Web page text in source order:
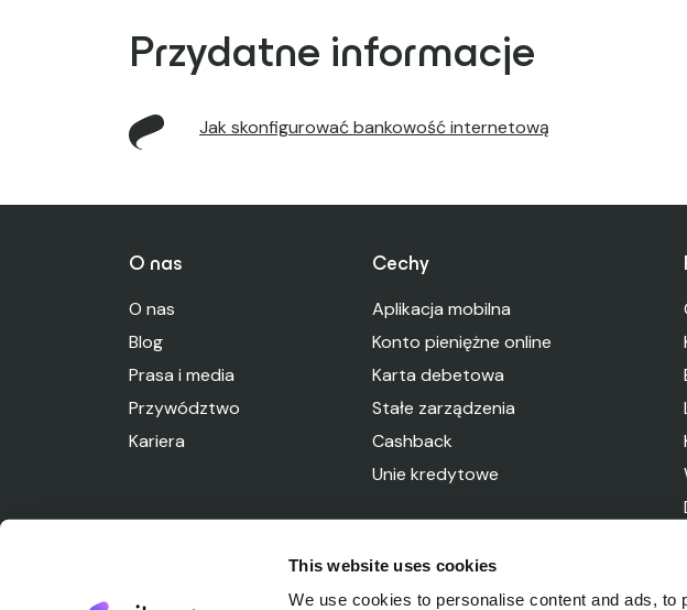
This website uses cookies
We use cookies to personalise content and ads,
Przydatne informacje
Jak skonfigurować bankowość internetową
O nas
O nas
Blog
Prasa i media
Przywództwo
Kariera
Cechy
Aplikacja mobilna
Konto pieniężne online
Karta debetowa
Stałe zarządzenia
Cashback
Unie kredytowe